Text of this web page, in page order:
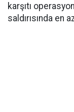
karşıtı
saldırısında en